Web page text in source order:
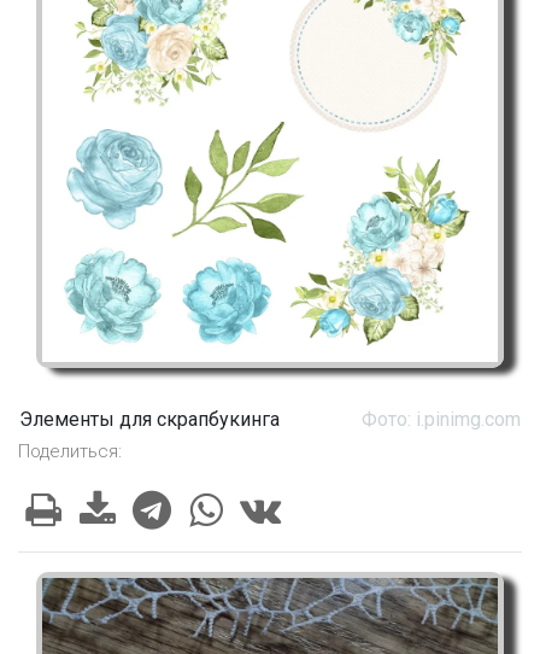
Элементы для скрапбукинга Фото: i.pinimg.com
Поделиться: